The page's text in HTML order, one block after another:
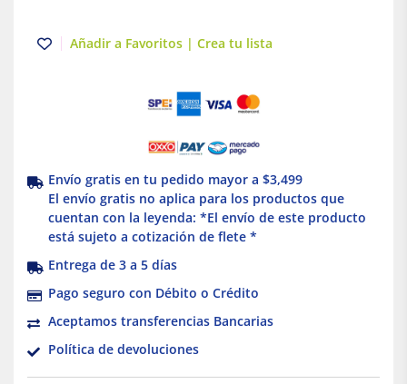
Añadir a Favoritos | Crea tu lista
Envío gratis en tu pedido mayor a $3,499
El envío gratis no aplica para los productos que
cuentan con la leyenda: *El envío de este producto
está sujeto a cotización de flete *
Entrega de 3 a 5 días
Pago seguro con Débito o Crédito
Aceptamos transferencias Bancarias
Política de devoluciones